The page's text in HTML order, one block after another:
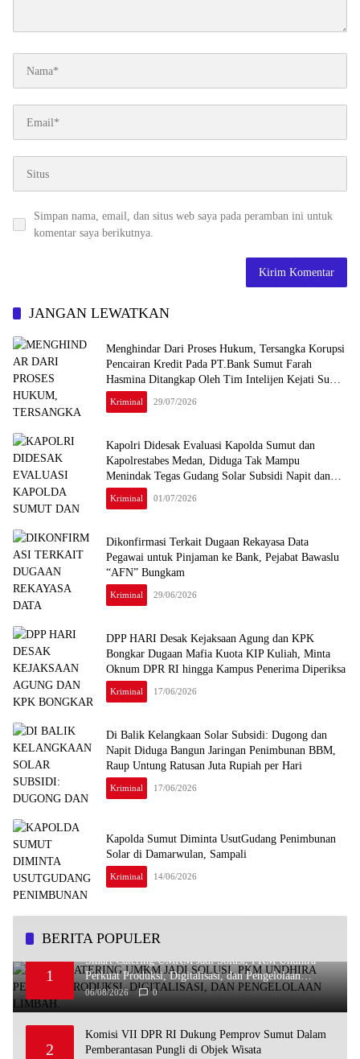
Simpan nama, email, dan situs web saya pada peramban ini untuk
komentar saya berikutnya.
JANGAN LEWATKAN
Menghindar Dari Proses Hukum, Tersangka Korupsi
Pencairan Kredit Pada PT.Bank Sumut Farah
Hasmina Ditangkap Oleh Tim Intelijen Kejati Sumut
Di Jakarta
Kriminal 29/07/2026
Kapolri Didesak Evaluasi Kapolda Sumut dan
Kapolrestabes Medan, Diduga Tak Mampu
Menindak Tegas Gudang Solar Subsidi Napit dan
Dugong
Kriminal 01/07/2026
Dikonfirmasi Terkait Dugaan Rekayasa Data
Pegawai untuk Pinjaman ke Bank, Pejabat Bawaslu
“AFN” Bungkam
Kriminal 29/06/2026
DPP HARI Desak Kejaksaan Agung dan KPK
Bongkar Dugaan Mafia Kuota KIP Kuliah, Minta
Oknum DPR RI hingga Kampus Penerima Diperiksa
Kriminal 17/06/2026
Di Balik Kelangkaan Solar Subsidi: Dugong dan
Napit Diduga Bangun Jaringan Penimbunan BBM,
Raup Untung Ratusan Juta Rupiah per Hari
Kriminal 17/06/2026
Kapolda Sumut Diminta UsutGudang Penimbunan
Solar di Damarwulan, Sampali
Kriminal 14/06/2026
BERITA POPULER
1
Smart Catering UMKM Jadi Solusi, PKM Undhira
Perkuat Produksi, Digitalisasi, dan Pengelolaan
Limbah.
06/08/2026 0
2
Komisi VII DPR RI Dukung Pemprov Sumut Dalam
Pemberantasan Pungli di Objek Wisata